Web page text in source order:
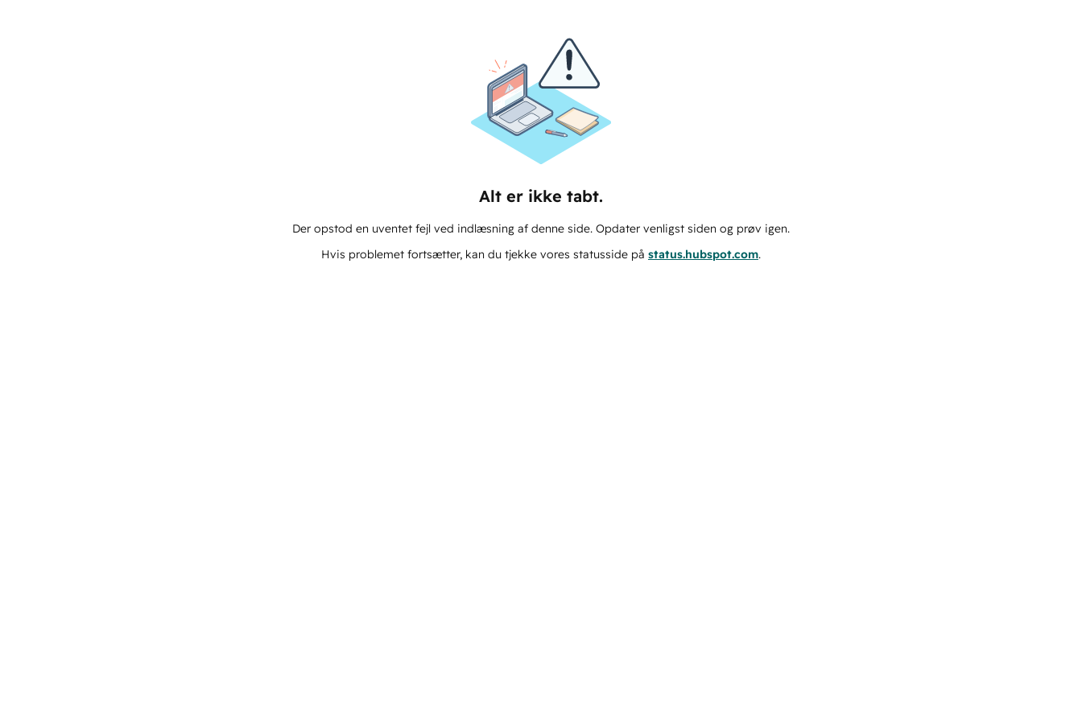
Alt er ikke tabt.
Der opstod en uventet fejl ved indlæsning af denne side. Opdater venligst siden og prøv igen.
Hvis problemet fortsætter, kan du tjekke vores statusside på status.hubspot.com.